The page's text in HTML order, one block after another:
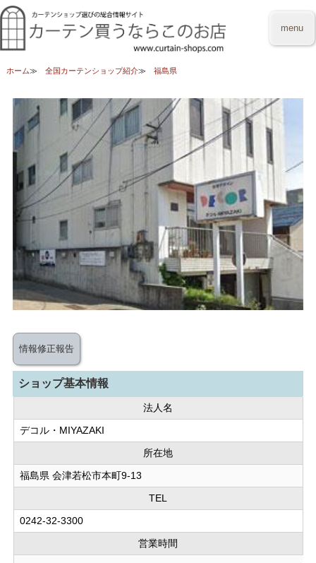
menu
ホーム 全国カーテンショップ紹介 福島県
情報修正報告
ショップ基本情報
法人名
デコル・MIYAZAKI
所在地
福島県 会津若松市本町9-13
TEL
0242-32-3300
営業時間